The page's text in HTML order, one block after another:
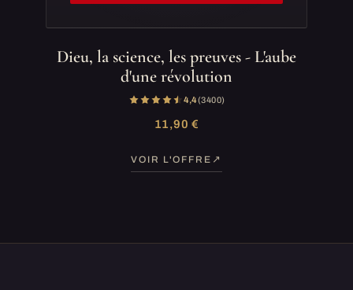
Dieu, la science, les preuves - L'aube
d'une révolution
4,4(3 400)
11,90 €
VOIR L'OFFRE